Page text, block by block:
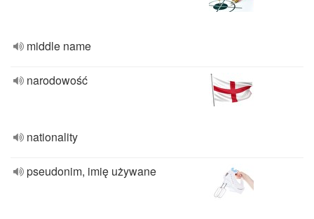
middle name
narodowość
nationality
pseudonim, imię używane